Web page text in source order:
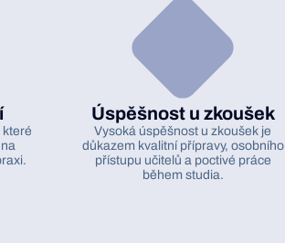
které
Úspěšnost u zkoušek
Vysoká úspěšnost u zkoušek je
důkazem kvalitní přípravy, osobního
přístupu učitelů a poctivé práce
během studia.